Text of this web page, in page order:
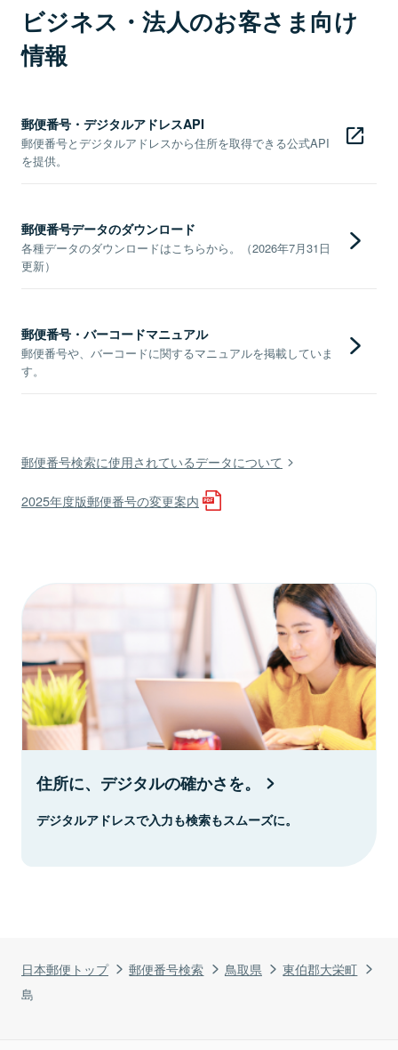
日本郵便トップ 郵便番号検索 鳥取県
東伯郡大栄町
島
ビジネス・法人のお客さま向け
情報
郵便番号・デジタルアドレスAPI
郵便番号とデジタルアドレスから住所を取得できる公式API
を提供。
郵便番号データのダウンロード
各種データのダウンロードはこちらから。（2026年7月31日
更新）
郵便番号・バーコードマニュアル
郵便番号や、バーコードに関するマニュアルを掲載していま
す。
郵便番号検索に使用されているデータについて
2025年度版郵便番号の変更案内
住所に、デジタルの確かさを。
デジタルアドレスで入力も検索もスムーズに。